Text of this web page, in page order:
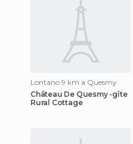
Lontano 9 km a Quesmy
Château De Quesmy -gîte
Rural Cottage